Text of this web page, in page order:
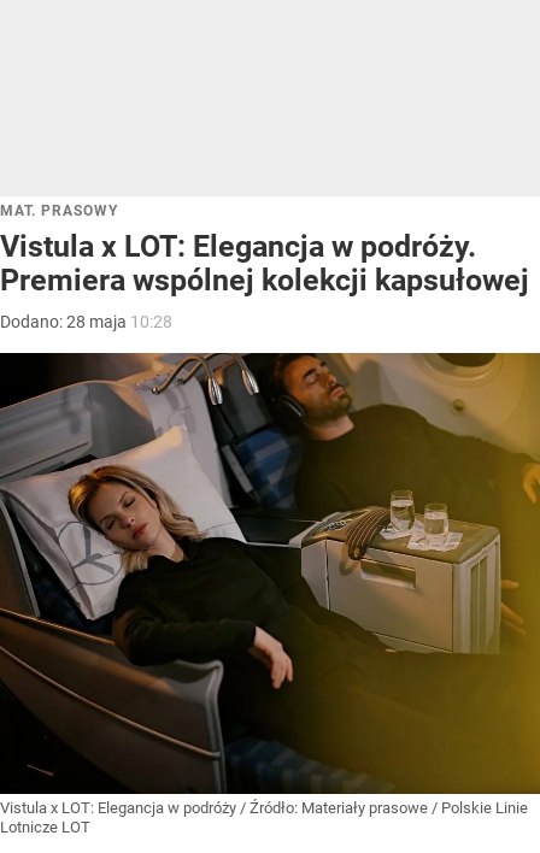
MAT. PRASOWY
Vistula x LOT: Elegancja w podróży.
Premiera wspólnej kolekcji kapsułowej
Dodano:28 maja 10:28
Vistula x LOT: Elegancja w podróży / Źródło: Materiały prasowe / Polskie Linie
Lotnicze LOT